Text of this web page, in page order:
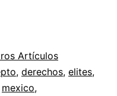
Artículos
, derechos, elites,
mexico,